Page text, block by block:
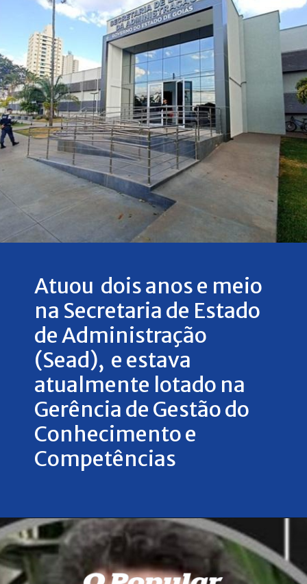
Atuou dois anos e meio
na Secretaria de Estado
de Administração
(Sead), e estava
atualmente lotado na
Gerência de Gestão do
Conhecimento e
Competências